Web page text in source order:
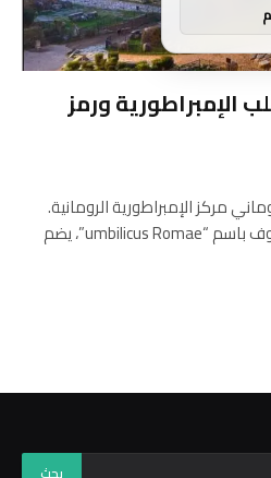
الإمبراطورية ورمز
مركز الإمبراطورية الرومانية.
كان هذا المركز الرمزي، المعروف باسم “umbilicus Romae”، يضم